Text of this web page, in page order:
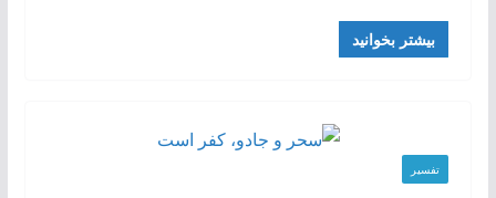
بیشتر بخوانید
تفسیر